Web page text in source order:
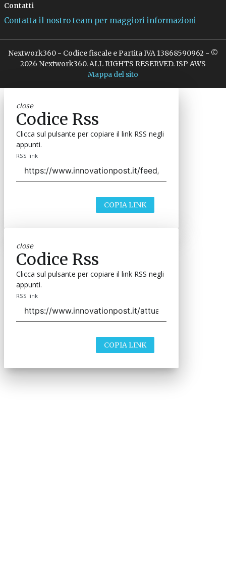
Contatti
Contatta il nostro team per maggiori informazioni
Nextwork360 - Codice fiscale e Partita IVA 13868590962 - ©
2026 Nextwork360. ALL RIGHTS RESERVED. ISP AWS
Mappa del sito
close
Codice Rss
Clicca sul pulsante per copiare il link RSS negli
appunti.
RSS link
COPIA LINK
close
Codice Rss
Clicca sul pulsante per copiare il link RSS negli
appunti.
RSS link
COPIA LINK